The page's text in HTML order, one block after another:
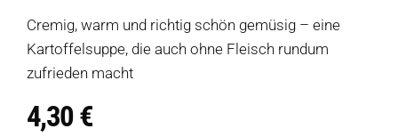
Cremig, warm und richtig schön gemüsig – eine
Kartoffelsuppe, die auch ohne Fleisch rundum
zufrieden macht
4,30€